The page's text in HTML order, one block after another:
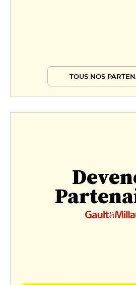
TOUS NOS